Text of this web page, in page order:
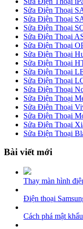
Sửa Điện Thoại
Sửa Điện Thoại
Sửa Điện Thoại
Sửa Điện Thoại
Sửa Điện Thoại
Sửa Điện Thoại
Sửa Điện Thoại
Sửa Điện Thoại
Sửa Điện Thoại
Sửa Điện Thoại
Sửa Điện Thoại
Sửa Điện Thoại
Sửa Điện Thoại
Sửa Điện Thoại
Sửa Điện Thoại
Bài viết mới
Thay màn hình
Điện thoại
Cách phá mật